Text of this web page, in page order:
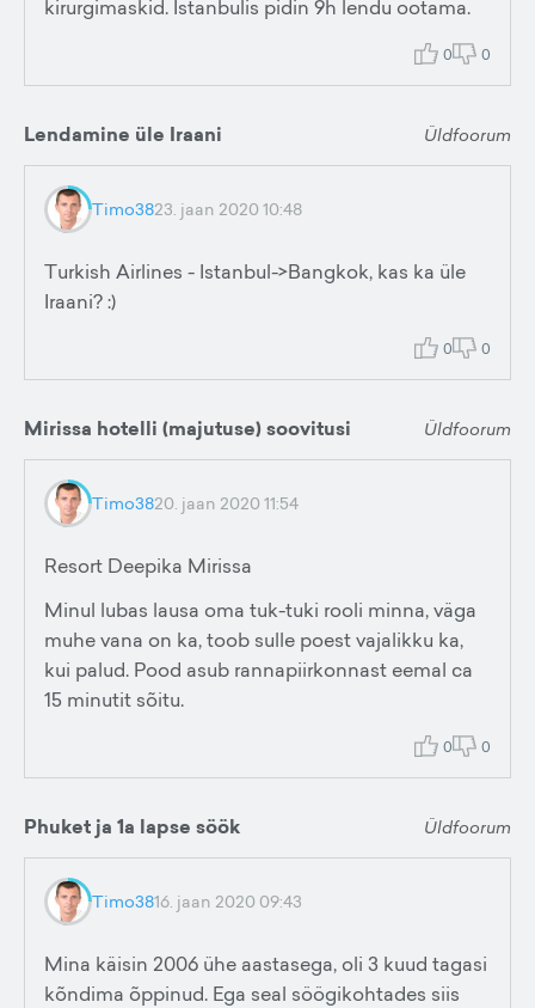
kirurgimaskid. Istanbulis pidin 9h lendu ootama.
0 0
Lendamine üle Iraani Üldfoorum
Timo3823. jaan 2020 10:48
Turkish Airlines - Istanbul->Bangkok, kas ka üle
Iraani? :)
0 0
Mirissa hotelli (majutuse) soovitusi Üldfoorum
Timo3820. jaan 2020 11:54
Resort Deepika Mirissa
Minul lubas lausa oma tuk-tuki rooli minna, väga
muhe vana on ka, toob sulle poest vajalikku ka,
kui palud. Pood asub rannapiirkonnast eemal ca
15 minutit sõitu.
0 0
Phuket ja 1a lapse söök Üldfoorum
Timo3816. jaan 2020 09:43
Mina käisin 2006 ühe aastasega, oli 3 kuud tagasi
kõndima õppinud. Ega seal söögikohtades siis